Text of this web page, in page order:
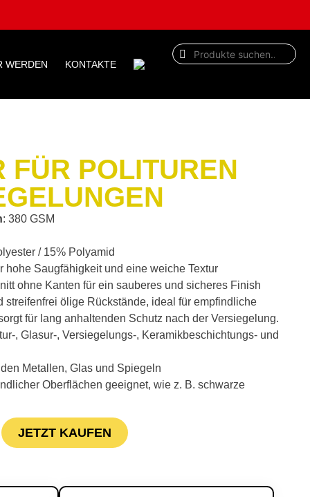
WERDEN KONTAKTE
FÜR POLITUREN
: 380 GSM
/ 15% Polyamid
hohe Saugfähigkeit und eine weiche Textur
ohne Kanten für ein sauberes und sicheres Finish
streifenfrei ölige Rückstände, ideal für empfindliche
für lang anhaltenden Schutz nach der Versiegelung.
, Glasur-, Versiegelungs-, Keramikbeschichtungs- und
Metallen, Glas und Spiegeln
Oberflächen geeignet, wie z. B. schwarze
JETZT KAUFEN